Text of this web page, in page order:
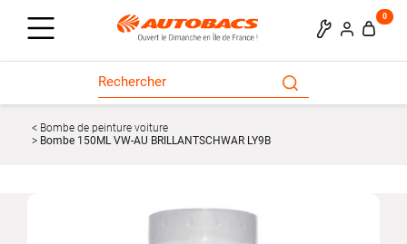
0
Bombe de peinture voiture
Bombe 150ML VW-AU BRILLANTSCHWAR LY9B